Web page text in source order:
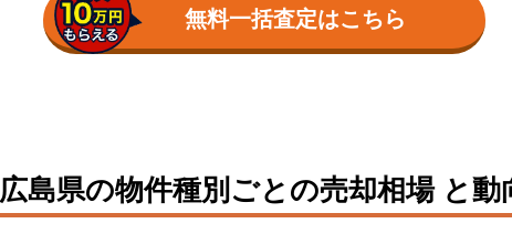
無料一括査定はこちら
広島県の物件種別ごとの売却相場 と動